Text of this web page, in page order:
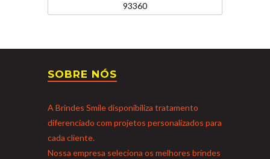
93360
SOBRE NÓS
A Brindes Smile disponibiliza tratamento
diferenciado com projetos personalizados para
cada cliente.
Nossa empresa seleciona os melhores brindes